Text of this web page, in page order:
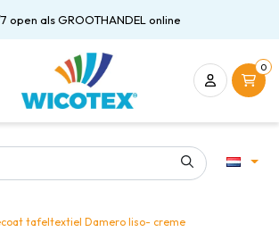
open als GROOTHANDEL online
0
tafeltextiel Damero liso- creme